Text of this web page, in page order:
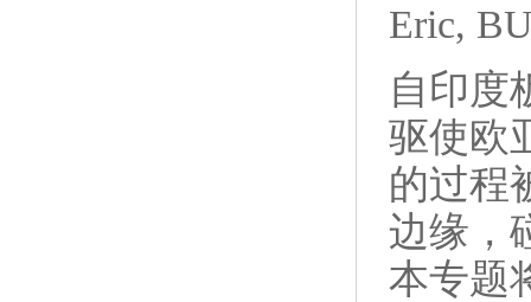
Eric,
自印度
驱使欧
的过程
边缘，
本专题